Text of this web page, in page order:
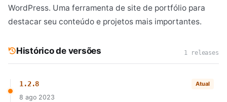
WordPress. Uma ferramenta de site de portfólio para
destacar seu conteúdo e projetos mais importantes.
Histórico de versões 1 releases
1.2.8 Atual
8 ago 2023